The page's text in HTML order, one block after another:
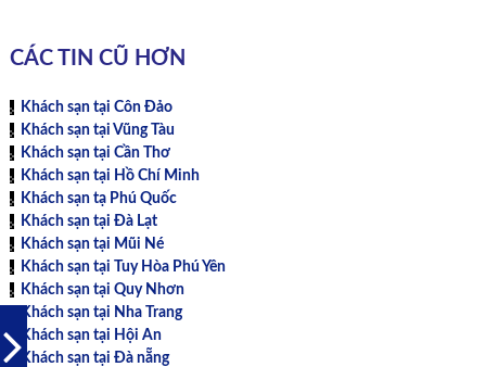
CÁC TIN CŨ HƠN
Khách sạn tại Côn Đảo
Khách sạn tại Vũng Tàu
Khách sạn tại Cần Thơ
Khách sạn tại Hồ Chí Minh
Khách sạn tạ Phú Quốc
Khách sạn tại Đà Lạt
Khách sạn tại Mũi Né
Khách sạn tại Tuy Hòa Phú Yên
Khách sạn tại Quy Nhơn
Khách sạn tại Nha Trang
Khách sạn tại Hội An
Khách sạn tại Đà nẵng